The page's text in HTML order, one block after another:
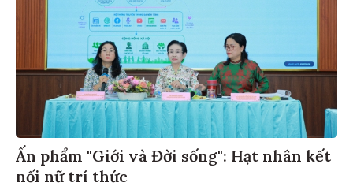
Ấn phẩm "Giới và Đời sống": Hạt nhân kết
nối nữ trí thức